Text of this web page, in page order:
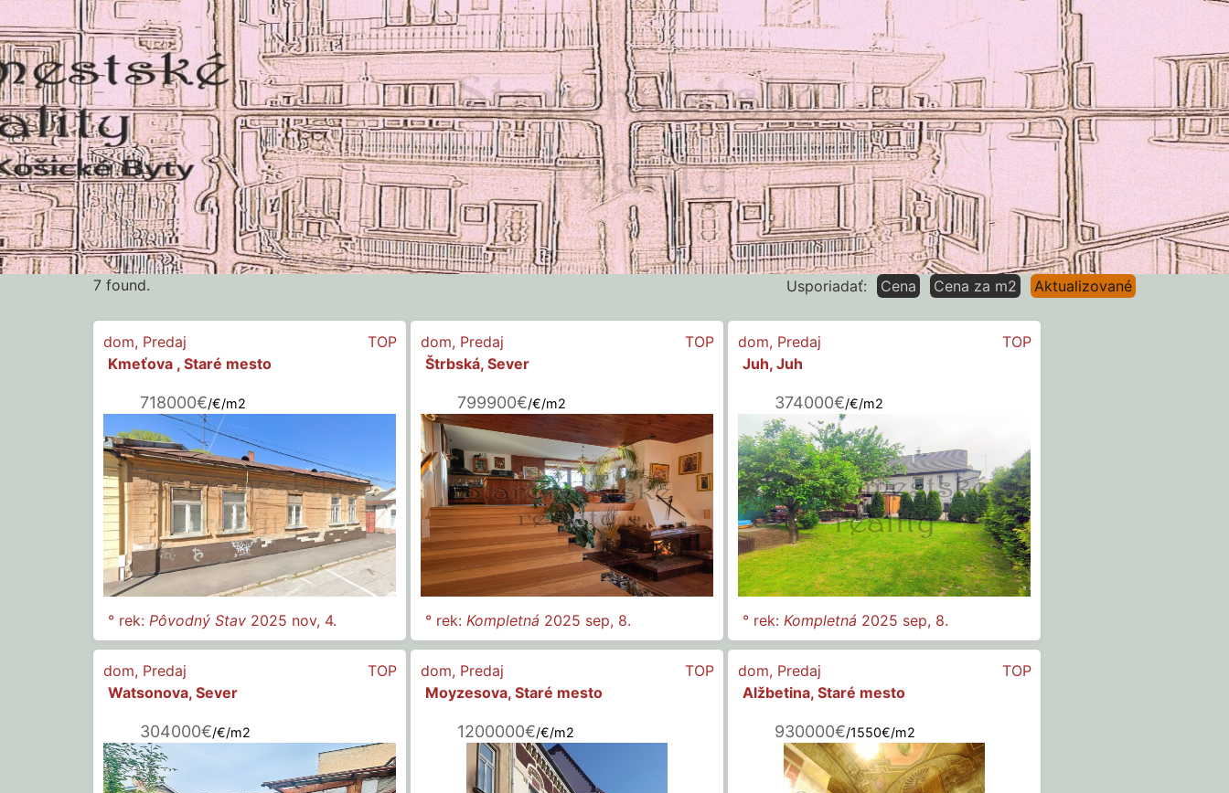
7 found. Usporiadať: Cena Cena za m2 Aktualizované
TOP
dom, Predaj
Kmeťova , Staré mesto
718000€/€/m2
° rek:Pôvodný Stav 2025 nov, 4.
TOP
dom, Predaj
Štrbská, Sever
799900€/€/m2
° rek:Kompletná 2025 sep, 8.
TOP
dom, Predaj
Juh, Juh
374000€/€/m2
° rek:Kompletná 2025 sep, 8.
TOP
dom, Predaj
Watsonova, Sever
304000€/€/m2
TOP
dom, Predaj
Moyzesova, Staré mesto
1200000€/€/m2
TOP
dom, Predaj
Alžbetina, Staré mesto
930000€/1550€/m2